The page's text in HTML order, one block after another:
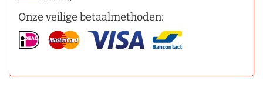
Onze veilige betaalmethoden: